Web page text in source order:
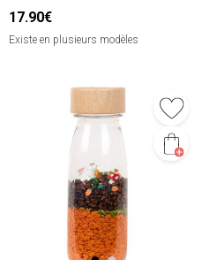
17.90€
Existe en plusieurs modèles